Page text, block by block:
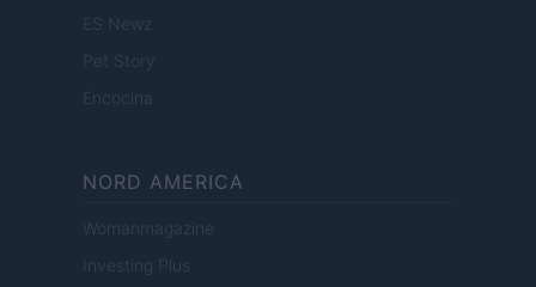
ES Newz
Pet Story
Encocina
NORD AMERICA
Womanmagazine
Investing Plus